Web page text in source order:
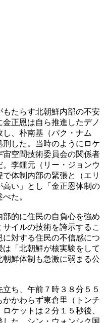
たらす北朝鮮内部の不安
正恩は自ら推進したデノ
、朴南基（パク・ナム
した。当時のようにロケ
空間技術委員会の関係者
李鍾元（リー・ジョンウ
体制内部の緊張と（エリ
い」とし「金正恩体制の
た。
的に住民の自負心を強め
イルの技術を誇示するこ
対する住民の不信感につ
「北朝鮮が核実験をして
鮮体制も急激に弱まる公
ち、午前７時３８分５５
かわらず東倉里（トンチ
ケットは２分１５秒後、
た。シン・ウォンシク国